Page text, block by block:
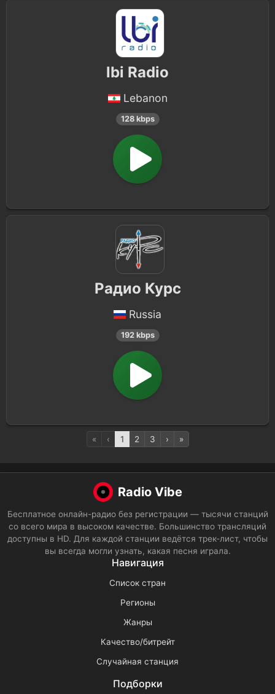
lbi Radio
Lebanon
128 kbps
Радио Курс
Russia
192 kbps
« ‹ 1 2 3 › »
Radio Vibe
Бесплатное онлайн-радио без регистрации — тысячи станций
со всего мира в высоком качестве. Большинство трансляций
доступны в HD. Для каждой станции ведётся трек-лист, чтобы
вы всегда могли узнать, какая песня играла.
Навигация
Список стран
Регионы
Жанры
Качество/битрейт
Случайная станция
Подборки